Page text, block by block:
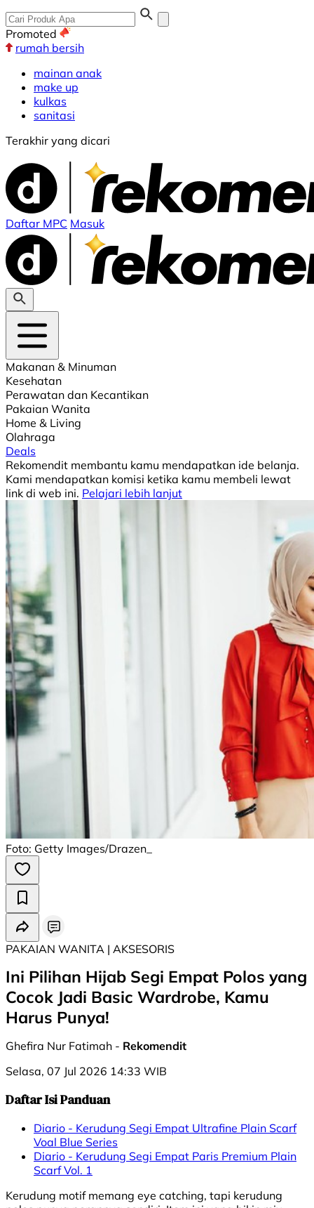
Promoted
rumah bersih
mainan anak
make up
kulkas
sanitasi
Terakhir yang dicari
Daftar MPC Masuk
Makanan & Minuman
Kesehatan
Perawatan dan Kecantikan
Pakaian Wanita
Home & Living
Olahraga
Deals
Rekomendit membantu kamu mendapatkan ide belanja.
Kami mendapatkan komisi ketika kamu membeli lewat
link di web ini. Pelajari lebih lanjut
Foto: Getty Images/Drazen_
PAKAIAN WANITA | AKSESORIS
Ini Pilihan Hijab Segi Empat Polos yang
Cocok Jadi Basic Wardrobe, Kamu
Harus Punya!
Ghefira Nur Fatimah - Rekomendit
Selasa, 07 Jul 2026 14:33 WIB
Daftar Isi Panduan
Diario - Kerudung Segi Empat Ultrafine Plain Scarf
Voal Blue Series
Diario - Kerudung Segi Empat Paris Premium Plain
Scarf Vol. 1
Kerudung motif memang eye catching, tapi kerudung